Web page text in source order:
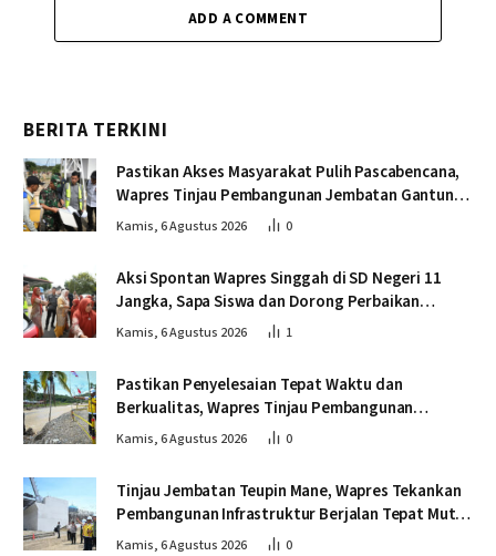
ADD A COMMENT
BERITA TERKINI
Pastikan Akses Masyarakat Pulih Pascabencana,
Wapres Tinjau Pembangunan Jembatan Gantung
Kendawi
Kamis, 6 Agustus 2026 0
Aksi Spontan Wapres Singgah di SD Negeri 11
Jangka, Sapa Siswa dan Dorong Perbaikan
Sekolah
Kamis, 6 Agustus 2026 1
Pastikan Penyelesaian Tepat Waktu dan
Berkualitas, Wapres Tinjau Pembangunan
Jembatan Lumut
Kamis, 6 Agustus 2026 0
Tinjau Jembatan Teupin Mane, Wapres Tekankan
Pembangunan Infrastruktur Berjalan Tepat Mutu
dan Tepat Waktu
Kamis, 6 Agustus 2026 0